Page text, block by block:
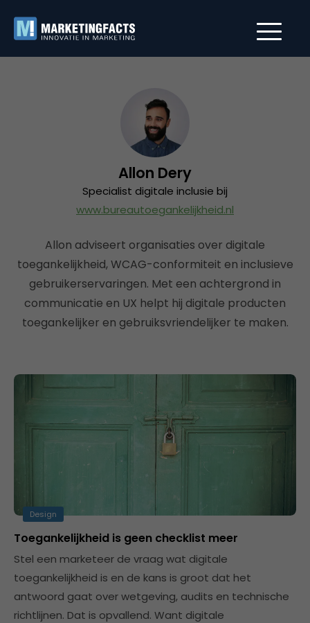
Allon Dery
Specialist digitale inclusie bij
www.bureautoegankelijkheid.nl
Allon adviseert organisaties over digitale
toegankelijkheid, WCAG-conformiteit en inclusieve
gebruikerservaringen. Met een achtergrond in
communicatie en UX helpt hij digitale producten
toegankelijker en gebruiksvriendelijker te maken.
Design
Toegankelijkheid is geen checklist meer
Stel een marketeer de vraag wat digitale
toegankelijkheid is en de kans is groot dat het
antwoord gaat over wetgeving, audits en technische
richtlijnen. Dat is opvallend. Want digitale